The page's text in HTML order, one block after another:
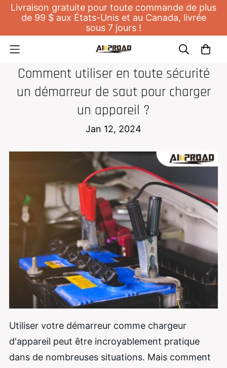
Livraison gratuite pour toute commande de plus
de 99 $ aux États-Unis et au Canada, livrée
sous 7 jours !
Comment utiliser en toute sécurité
un démarreur de saut pour charger
un appareil ?
Jan 12, 2024
Utiliser votre démarreur comme chargeur
d'appareil peut être incroyablement pratique
dans de nombreuses situations. Mais comment